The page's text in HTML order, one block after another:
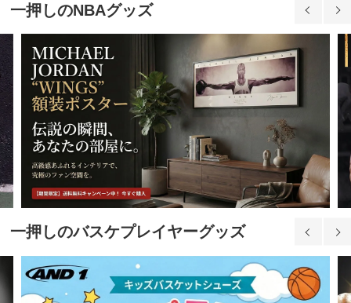
一押しのNBAグッズ
一押しのバスケプレイヤーグッズ